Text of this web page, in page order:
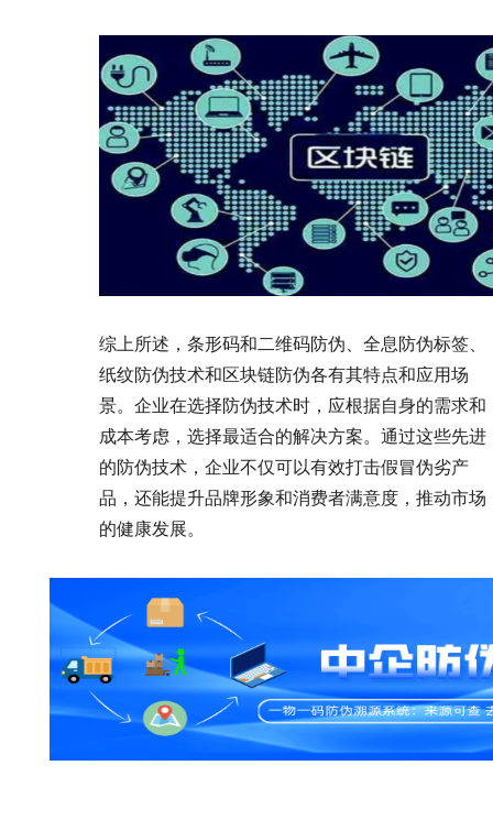
综上所述，条形码和二维码防伪、全息防伪标签、
纸纹防伪技术和区块链防伪各有其特点和应用场
景。企业在选择防伪技术时，应根据自身的需求和
成本考虑，选择最适合的解决方案。通过这些先进
的防伪技术，企业不仅可以有效打击假冒伪劣产
品，还能提升品牌形象和消费者满意度，推动市场
的健康发展。